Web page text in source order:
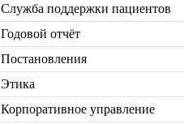
Служба поддержки пациентов
Годовой отчёт
Постановления
Этика
Корпоративное управление